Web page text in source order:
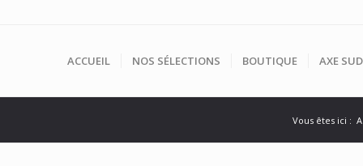
ACCUEIL NOS SÉLECTIONS BOUTIQUE AXE SUD
Vous êtes ici :